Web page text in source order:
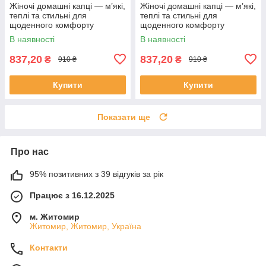
Жіночі домашні капці — м’які,
теплі та стильні для
щоденного комфорту
В наявності
837,20 ₴ 910 ₴
Купити
Жіночі домашні капці — м’які,
теплі та стильні для
щоденного комфорту
В наявності
837,20 ₴ 910 ₴
Купити
Показати ще
Про нас
95% позитивних з 39 відгуків за рік
Працює з 16.12.2025
м. Житомир
Житомир, Житомир, Україна
Контакти